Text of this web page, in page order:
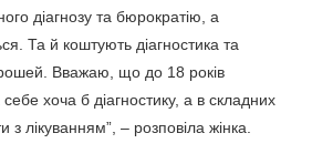
діагнозу та бюрократію, а
Та й коштують діагностика та
Вважаю, що до 18 років
хоча б діагностику, а в складних
лікуванням”, – розповіла жінка.